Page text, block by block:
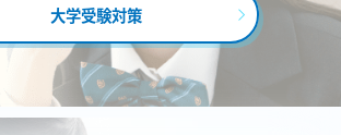
大学受験対策